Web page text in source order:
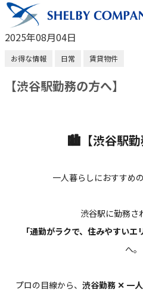
営業時間 10:00～
トップ
2025年08月04日
お得な情報 日常 賃貸物件
【渋谷駅勤務の方へ】
🏙️【渋谷駅勤
一人暮らしにおすすめ
渋谷駅に勤務さ
「通勤がラクで、住みやすいエ
へ。
プロの目線から、 渋谷勤務 ✕ 一